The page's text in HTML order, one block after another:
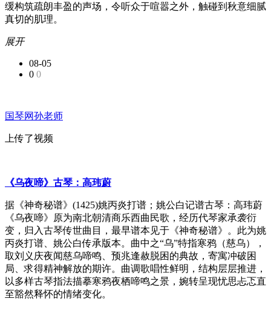
缓构筑疏朗丰盈的声场，令听众于喧嚣之外，触碰到秋意细腻
真切的肌理。
展开
08-05
0 0
国琴网孙老师
上传了视频
《乌夜啼》古琴：高玮蔚
据《神奇秘谱》(1425)姚丙炎打谱；姚公白记谱古琴：高玮蔚
《乌夜啼》原为南北朝清商乐西曲民歌，经历代琴家承袭衍
变，归入古琴传世曲目，最早谱本见于《神奇秘谱》。此为姚
丙炎打谱、姚公白传承版本。曲中之“乌”特指寒鸦（慈乌），
取刘义庆夜闻慈乌啼鸣、预兆逢赦脱困的典故，寄寓冲破困
局、求得精神解放的期许。曲调歌唱性鲜明，结构层层推进，
以多样古琴指法描摹寒鸦夜栖啼鸣之景，婉转呈现忧思忐忑直
至豁然释怀的情绪变化。